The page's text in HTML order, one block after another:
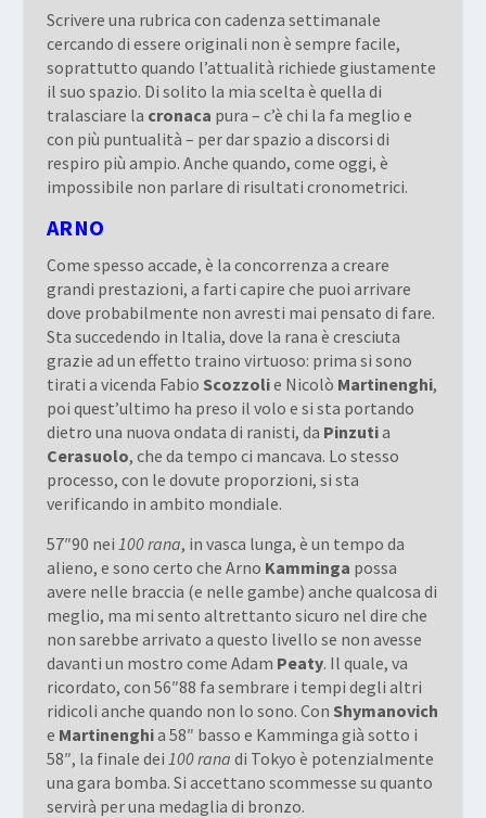
Scrivere una rubrica con cadenza settimanale
cercando di essere originali non è sempre facile,
soprattutto quando l’attualità richiede giustamente
il suo spazio. Di solito la mia scelta è quella di
tralasciare la cronaca pura – c’è chi la fa meglio e
con più puntualità – per dar spazio a discorsi di
respiro più ampio. Anche quando, come oggi, è
impossibile non parlare di risultati cronometrici.
ARNO
Come spesso accade, è la concorrenza a creare
grandi prestazioni, a farti capire che puoi arrivare
dove probabilmente non avresti mai pensato di fare.
Sta succedendo in Italia, dove la rana è cresciuta
grazie ad un effetto traino virtuoso: prima si sono
tirati a vicenda Fabio Scozzolie Nicolò Martinenghi,
poi quest’ultimo ha preso il volo e si sta portando
dietro una nuova ondata di ranisti, da Pinzutia
Cerasuolo, che da tempo ci mancava. Lo stesso
processo, con le dovute proporzioni, si sta
verificando in ambito mondiale.
57″90 nei 100 rana, in vasca lunga, è un tempo da
alieno, e sono certo che Arno Kamminga possa
avere nelle braccia (e nelle gambe) anche qualcosa di
meglio, ma mi sento altrettanto sicuro nel dire che
non sarebbe arrivato a questo livello se non avesse
davanti un mostro come Adam Peaty. Il quale, va
ricordato, con 56″88 fa sembrare i tempi degli altri
ridicoli anche quando non lo sono. Con Shymanovich
e Martinenghia 58″ basso e Kamminga già sotto i
58″, la finale dei 100 rana di Tokyo è potenzialmente
una gara bomba. Si accettano scommesse su quanto
servirà per una medaglia di bronzo.